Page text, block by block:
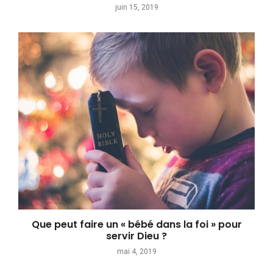
juin 15, 2019
Que peut faire un « bébé dans la foi » pour
servir Dieu ?
mai 4, 2019